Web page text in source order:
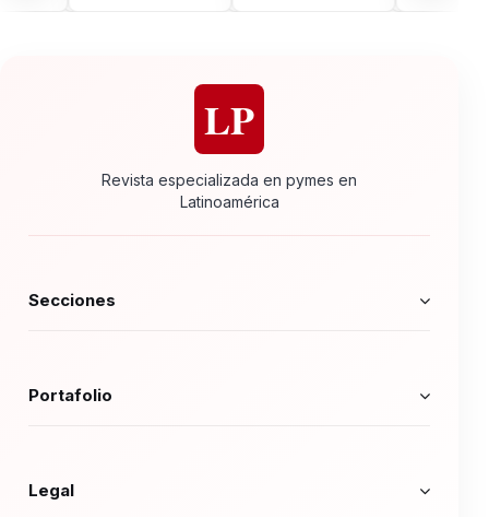
LP
Revista especializada en pymes en
Latinoamérica
Secciones
Portafolio
Legal